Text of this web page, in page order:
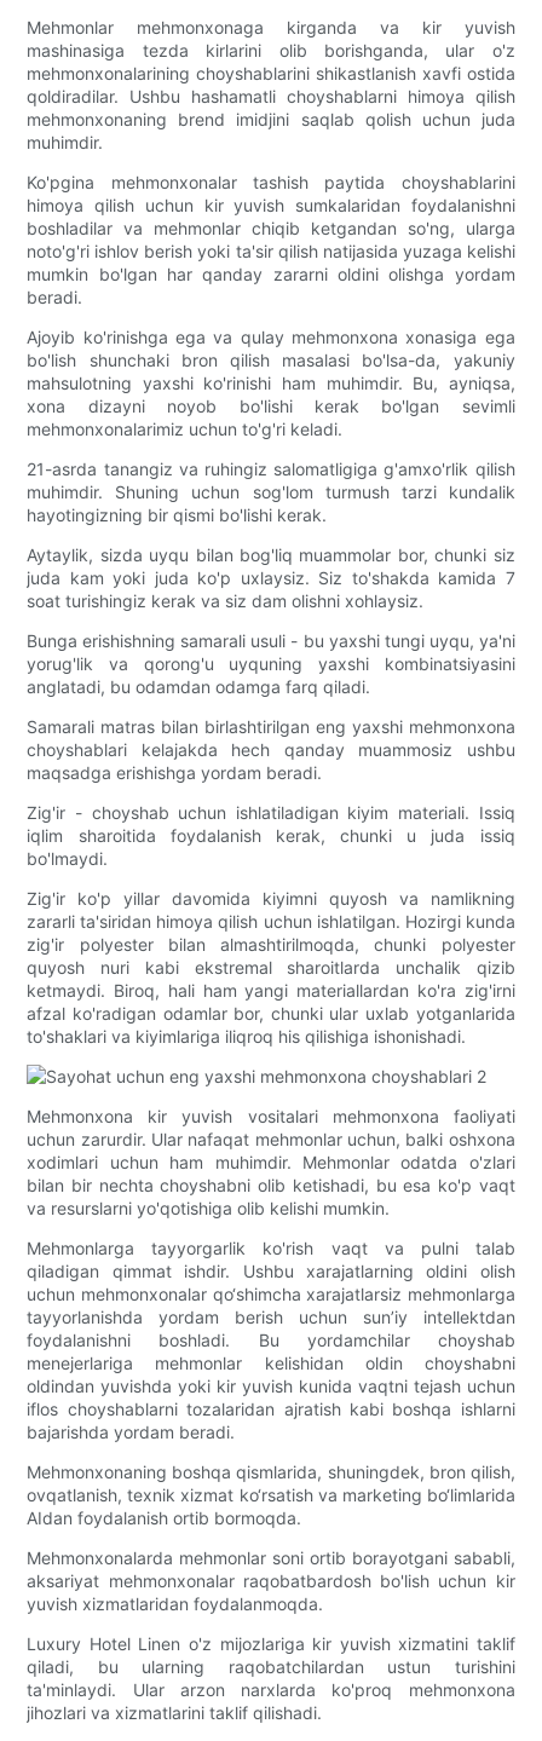
Mehmonlar mehmonxonaga kirganda va kir yuvish
mashinasiga tezda kirlarini olib borishganda, ular o'z
mehmonxonalarining choyshablarini shikastlanish xavfi ostida
qoldiradilar. Ushbu hashamatli choyshablarni himoya qilish
mehmonxonaning brend imidjini saqlab qolish uchun juda
muhimdir.
Ko'pgina mehmonxonalar tashish paytida choyshablarini
himoya qilish uchun kir yuvish sumkalaridan foydalanishni
boshladilar va mehmonlar chiqib ketgandan so'ng, ularga
noto'g'ri ishlov berish yoki ta'sir qilish natijasida yuzaga kelishi
mumkin bo'lgan har qanday zararni oldini olishga yordam
beradi.
Ajoyib ko'rinishga ega va qulay mehmonxona xonasiga ega
bo'lish shunchaki bron qilish masalasi bo'lsa-da, yakuniy
mahsulotning yaxshi ko'rinishi ham muhimdir. Bu, ayniqsa,
xona dizayni noyob bo'lishi kerak bo'lgan sevimli
mehmonxonalarimiz uchun to'g'ri keladi.
21-asrda tanangiz va ruhingiz salomatligiga g'amxo'rlik qilish
muhimdir. Shuning uchun sog'lom turmush tarzi kundalik
hayotingizning bir qismi bo'lishi kerak.
Aytaylik, sizda uyqu bilan bog'liq muammolar bor, chunki siz
juda kam yoki juda ko'p uxlaysiz. Siz to'shakda kamida 7
soat turishingiz kerak va siz dam olishni xohlaysiz.
Bunga erishishning samarali usuli - bu yaxshi tungi uyqu, ya'ni
yorug'lik va qorong'u uyquning yaxshi kombinatsiyasini
anglatadi, bu odamdan odamga farq qiladi.
Samarali matras bilan birlashtirilgan eng yaxshi mehmonxona
choyshablari kelajakda hech qanday muammosiz ushbu
maqsadga erishishga yordam beradi.
Zig'ir - choyshab uchun ishlatiladigan kiyim materiali. Issiq
iqlim sharoitida foydalanish kerak, chunki u juda issiq
bo'lmaydi.
Zig'ir ko'p yillar davomida kiyimni quyosh va namlikning
zararli ta'siridan himoya qilish uchun ishlatilgan. Hozirgi kunda
zig'ir polyester bilan almashtirilmoqda, chunki polyester
quyosh nuri kabi ekstremal sharoitlarda unchalik qizib
ketmaydi. Biroq, hali ham yangi materiallardan ko'ra zig'irni
afzal ko'radigan odamlar bor, chunki ular uxlab yotganlarida
to'shaklari va kiyimlariga iliqroq his qilishiga ishonishadi.
Mehmonxona kir yuvish vositalari mehmonxona faoliyati
uchun zarurdir. Ular nafaqat mehmonlar uchun, balki oshxona
xodimlari uchun ham muhimdir. Mehmonlar odatda o'zlari
bilan bir nechta choyshabni olib ketishadi, bu esa ko'p vaqt
va resurslarni yo'qotishiga olib kelishi mumkin.
Mehmonlarga tayyorgarlik ko'rish vaqt va pulni talab
qiladigan qimmat ishdir. Ushbu xarajatlarning oldini olish
uchun mehmonxonalar qo‘shimcha xarajatlarsiz mehmonlarga
tayyorlanishda yordam berish uchun sun’iy intellektdan
foydalanishni boshladi. Bu yordamchilar choyshab
menejerlariga mehmonlar kelishidan oldin choyshabni
oldindan yuvishda yoki kir yuvish kunida vaqtni tejash uchun
iflos choyshablarni tozalaridan ajratish kabi boshqa ishlarni
bajarishda yordam beradi.
Mehmonxonaning boshqa qismlarida, shuningdek, bron qilish,
ovqatlanish, texnik xizmat ko‘rsatish va marketing bo‘limlarida
AIdan foydalanish ortib bormoqda.
Mehmonxonalarda mehmonlar soni ortib borayotgani sababli,
aksariyat mehmonxonalar raqobatbardosh bo'lish uchun kir
yuvish xizmatlaridan foydalanmoqda.
Luxury Hotel Linen o'z mijozlariga kir yuvish xizmatini taklif
qiladi, bu ularning raqobatchilardan ustun turishini
ta'minlaydi. Ular arzon narxlarda ko'proq mehmonxona
jihozlari va xizmatlarini taklif qilishadi.